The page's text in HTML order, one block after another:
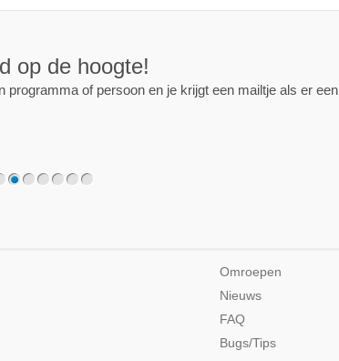
op de hoogte!
programma of persoon en je krijgt een mailtje als er een
Omroepen
Nieuws
FAQ
Bugs/Tips